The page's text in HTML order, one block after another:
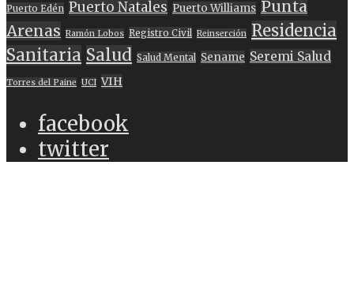
Puerto Edén Puerto Natales Puerto Williams Punta
Arenas Ramón Lobos Registro Civil Reinserción Residencia
Sanitaria Salud Salud Mental Sename Seremi Salud
Torres del Paine UCI VIH
facebook
twitter